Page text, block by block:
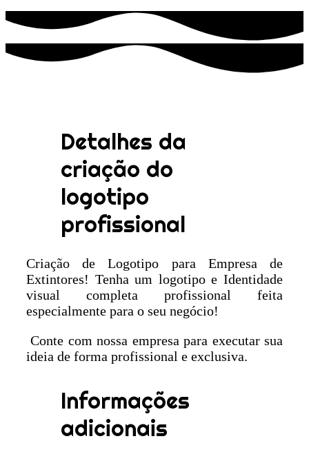
Detalhes da
criação do
logotipo
profissional
Criação de Logotipo para Empresa de
Extintores! Tenha um logotipo e Identidade
visual completa profissional feita
especialmente para o seu negócio!
Conte com nossa empresa para executar sua
ideia de forma profissional e exclusiva.
Informações
adicionais